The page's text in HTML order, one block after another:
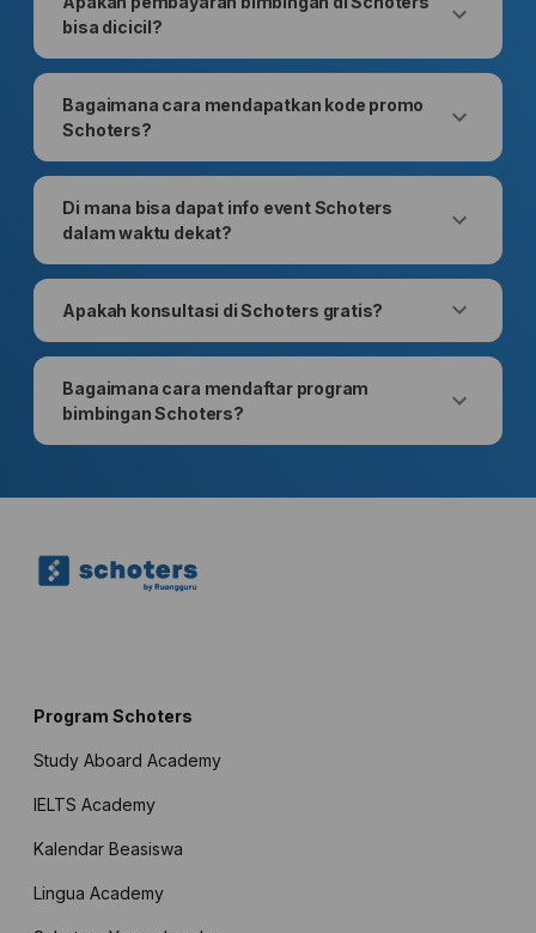
bisa dicicil?
Bagaimana cara mendapatkan kode promo
Schoters?
Di mana bisa dapat info event Schoters
dalam waktu dekat?
Apakah konsultasi di Schoters gratis?
Bagaimana cara mendaftar program
bimbingan Schoters?
Program Schoters
Study Aboard Academy
IELTS Academy
Kalendar Beasiswa
Lingua Academy